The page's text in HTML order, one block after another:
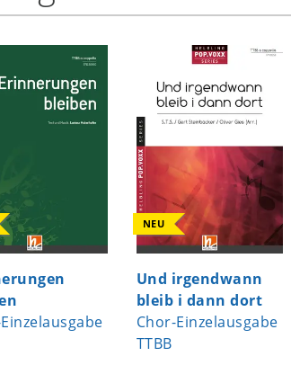
NEU
Und irgendwann
bleib i dann dort
Chor-Einzelausgabe
TTBB